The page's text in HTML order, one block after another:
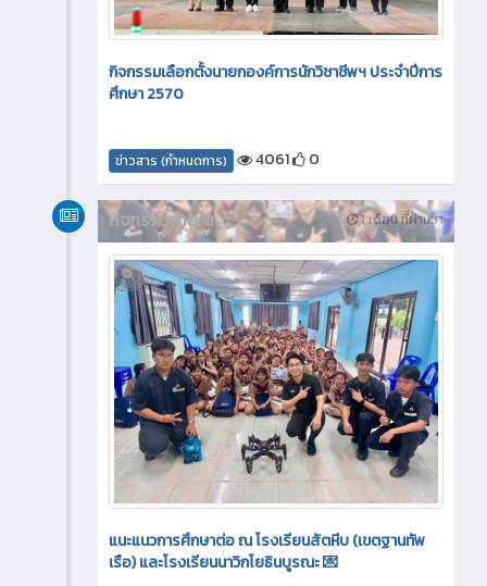
กิจกรรมเลือกตั้งนายกองค์การนักวิชาชีพฯ ประจำปีการ
ศึกษา 2570
ข่าวสาร (กำหนดการ) 4061 0
1 เดือน ที่ผ่านมา
กิจกรรมภายใน
แนะแนวการศึกษาต่อ ณ โรงเรียนสัตหีบ (เขตฐานทัพ
เรือ) และโรงเรียนนาวิกโยธินบูรณะ 💌